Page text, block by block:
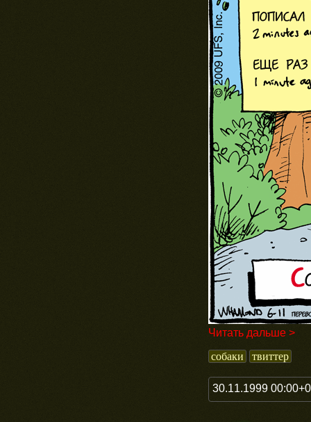
Читать дальше >
собаки
твиттер
30.11.1999